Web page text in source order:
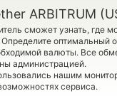
ARBITRUM
сможет узнать, где
валюты. Все
администрацией.
нашим
сервиса.